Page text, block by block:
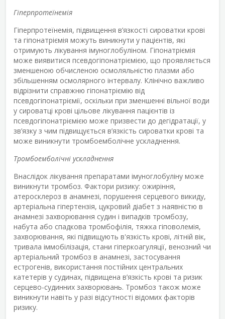
Гіперпротеїнемія
Гіперпротеїнемія, підвищення в’язкості сироватки крові
та гіпонатріємія можуть виникнути у пацієнтів, які
отримують лікування імуноглобуліном. Гіпонатріємія
може виявитися псевдогіпонатріємією, що проявляється
зменшеною обчисленою осмоляльністю плазми або
збільшенням осмолярного інтервалу. Клінічно важливо
відрізнити справжню гіпонатріємію від
псевдогіпонатріємії, оскільки при зменшенні вільної води
у сироватці крові цільове лікування пацієнтів із
псевдогіпонатріємією може призвести до дегідратації, у
зв’язку з чим підвищується в’язкість сироватки крові та
може виникнути тромбоемболічне ускладнення.
Тромбоемболічні ускладнення
Внаслідок лікування препаратами імуноглобуліну може
виникнути тромбоз. Фактори ризику: ожиріння,
атеросклероз в анамнезі, порушення серцевого викиду,
артеріальна гіпертензія, цукровий діабет з наявністю в
анамнезі захворювання судин і випадків тромбозу,
набута або спадкова тромбофілія, тяжка гіповолемія,
захворювання, які підвищують в'язкість крові, літній вік,
тривала іммобілізація, стани гіперкоагуляції, венозний чи
артеріальний тромбоз в анамнезі, застосування
естрогенів, використання постійних центральних
катетерів у судинах, підвищена в’язкість крові та ризик
серцево-судинних захворювань. Тромбоз також може
виникнути навіть у разі відсутності відомих факторів
ризику.